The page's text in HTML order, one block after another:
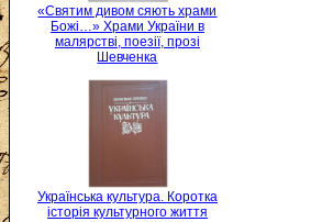
«Святим дивом сяють храми
Божі…» Храми України в
малярстві, поезії, прозі
Шевченка
Українська культура. Коротка
історія культурного життя